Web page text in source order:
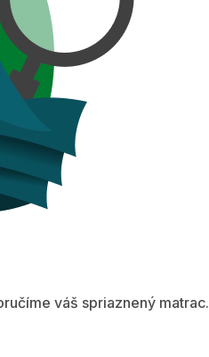
váš spriaznený matrac.